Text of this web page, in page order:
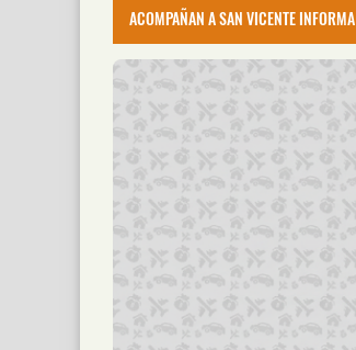
ACOMPAÑAN A SAN VICENTE INFORMA